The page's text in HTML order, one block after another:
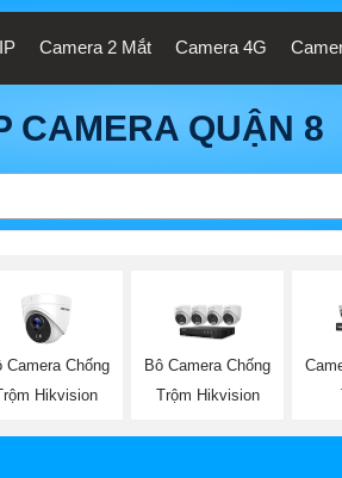
Camera 2 Mắt Camera 4G
CAMERA QUẬN 8
Camera Chống
Hikvision
Bô Camera Chống
Trộm Hikvision